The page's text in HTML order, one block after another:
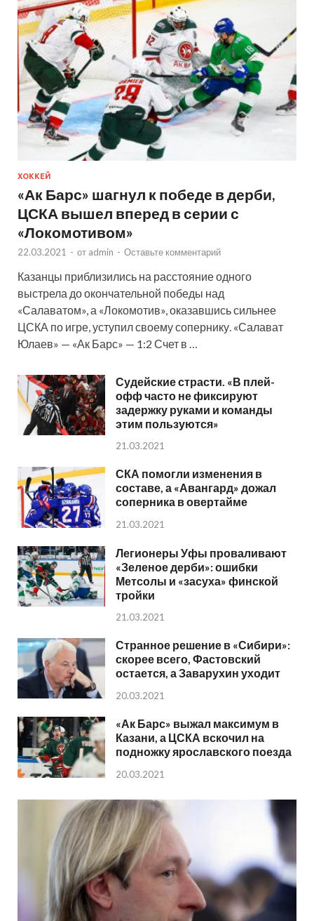
ХОККЕЙ
«Ак Барс» шагнул к победе в дерби,
ЦСКА вышел вперед в серии с
«Локомотивом»
22.03.2021 - от admin - Оставьте комментарий
Казанцы приблизились на расстояние одного
выстрела до окончательной победы над
«Салаватом», а «Локомотив», оказавшись сильнее
ЦСКА по игре, уступил своему сопернику. «Салават
Юлаев» — «Ак Барс» — 1:2 Счет в …
Судейские страсти. «В плей-
офф часто не фиксируют
задержку руками и команды
этим пользуются»
21.03.2021
СКА помогли изменения в
составе, а «Авангард» дожал
соперника в овертайме
21.03.2021
Легионеры Уфы проваливают
«Зеленое дерби»: ошибки
Метсолы и «засуха» финской
тройки
21.03.2021
Странное решение в «Сибири»:
скорее всего, Фастовский
остается, а Заварухин уходит
20.03.2021
«Ак Барс» выжал максимум в
Казани, а ЦСКА вскочил на
подножку ярославского поезда
20.03.2021